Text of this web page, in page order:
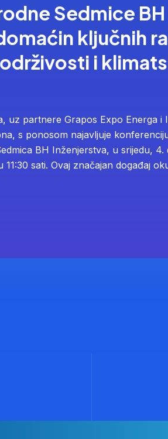
Sedmice
ključnih
i
uz partnere Grapos Expo Energa i
s ponosom najavljuje
BH Inženjerstva, u srijedu, 4.
11:30 sati. Ovaj značajan događaj